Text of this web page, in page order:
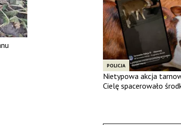
POLICJA
Nietypowa akcja
Cielę spacerowało